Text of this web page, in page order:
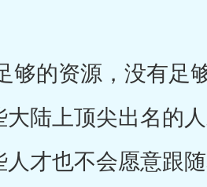
的资源，没有足
陆上顶尖出名的
才也不会愿意跟